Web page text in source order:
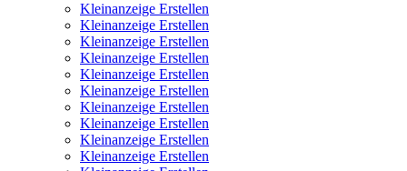
Kleinanzeige Erstellen
Kleinanzeige Erstellen
Kleinanzeige Erstellen
Kleinanzeige Erstellen
Kleinanzeige Erstellen
Kleinanzeige Erstellen
Kleinanzeige Erstellen
Kleinanzeige Erstellen
Kleinanzeige Erstellen
Kleinanzeige Erstellen